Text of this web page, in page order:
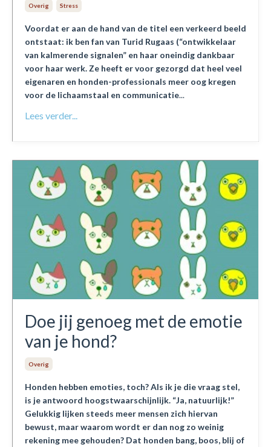
Overig Stress
Voordat er aan de hand van de titel een verkeerd beeld
ontstaat: ik ben fan van Turid Rugaas (“ontwikkelaar
van kalmerende signalen” en haar oneindig dankbaar
voor haar werk. Ze heeft er voor gezorgd dat heel veel
eigenaren en honden-professionals meer oog kregen
voor de lichaamstaal en communicatie...
Lees verder...
Doe jij genoeg met de emotie
van je hond?
Overig
Honden hebben emoties, toch? Als ik je die vraag stel,
is je antwoord hoogstwaarschijnlijk. “Ja, natuurlijk!”
Gelukkig lijken steeds meer mensen zich hiervan
bewust, maar waarom wordt er dan nog zo weinig
rekening mee gehouden? Dat honden bang, boos, blij of